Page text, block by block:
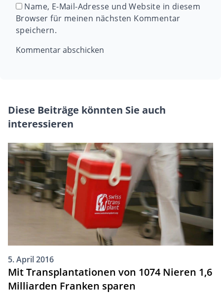
Name, E-Mail-Adresse und Website in diesem
Browser für meinen nächsten Kommentar
speichern.
Diese Beiträge könnten Sie auch
interessieren
5. April 2016
Mit Transplantationen von 1074 Nieren 1,6
Milliarden Franken sparen